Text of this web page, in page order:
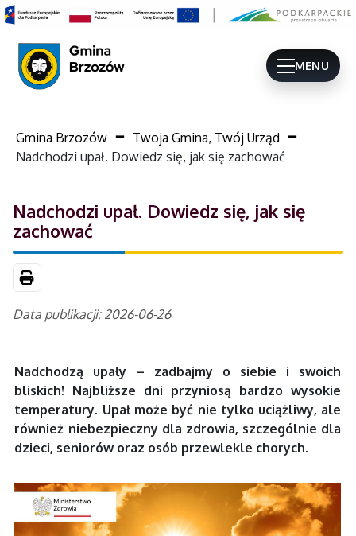
MENU
Gmina Brzozów
Twoja Gmina, Twój Urząd
Nadchodzi upał. Dowiedz się, jak się zachować
Nadchodzi upał. Dowiedz się, jak się
zachować
Drukuj
Data publikacji: 2026-06-26
Nadchodzą upały – zadbajmy o siebie i swoich
bliskich! Najbliższe dni przyniosą bardzo wysokie
temperatury. Upał może być nie tylko uciążliwy, ale
również niebezpieczny dla zdrowia, szczególnie dla
dzieci, seniorów oraz osób przewlekle chorych.